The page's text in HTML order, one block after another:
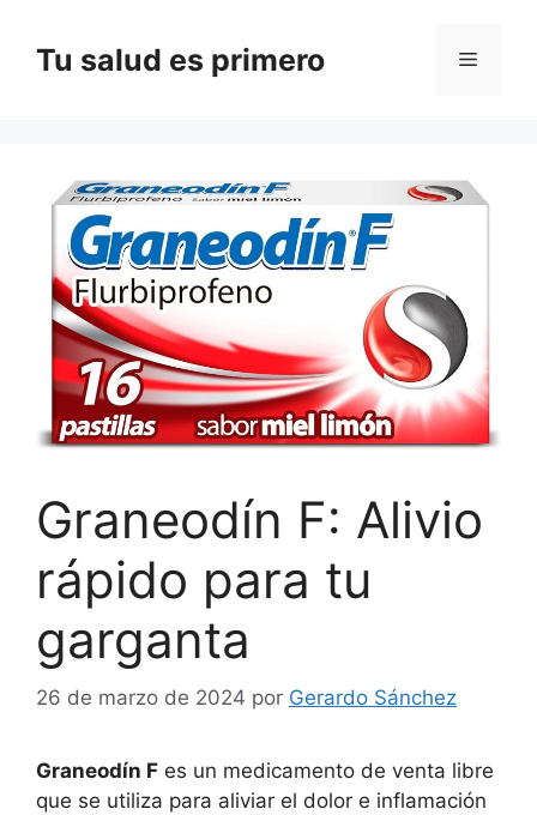
contenido
Tu salud es primero Menú
Graneodín F: Alivio
rápido para tu
garganta
26 de marzo de 2024 por Gerardo Sánchez
Graneodín F es un medicamento de venta libre
que se utiliza para aliviar el dolor e inflamación